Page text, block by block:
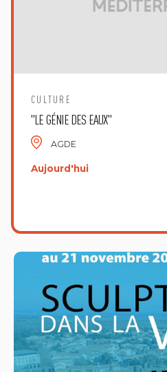
CULTURE
"LE GÉNIE DES EAUX"
AGDE
Aujourd'hui